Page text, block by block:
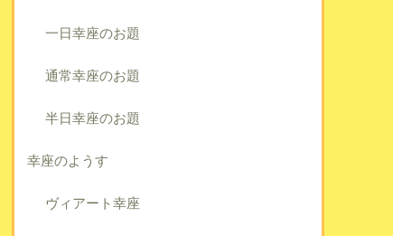
一日幸座のお題
通常幸座のお題
半日幸座のお題
幸座のようす
ヴィアート幸座